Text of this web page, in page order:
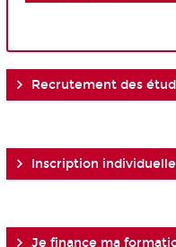
Recrutement des
Inscription individuelle
Je finance ma